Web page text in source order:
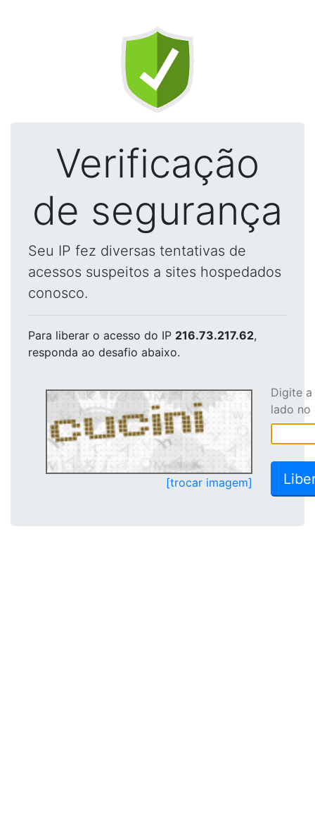
Verificação
de segurança
Seu IP fez diversas tentativas de
acessos suspeitos a sites hospedados
conosco.
Para liberar o acesso do IP 216.73.217.62,
responda ao desafio abaixo.
[trocar imagem]
Digite
lado no